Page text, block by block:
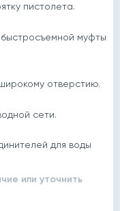
пистолета.
муфты
отверстию.
сети.
для воды
или уточнить